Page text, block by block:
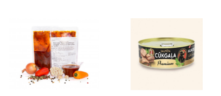
Нет в наличии